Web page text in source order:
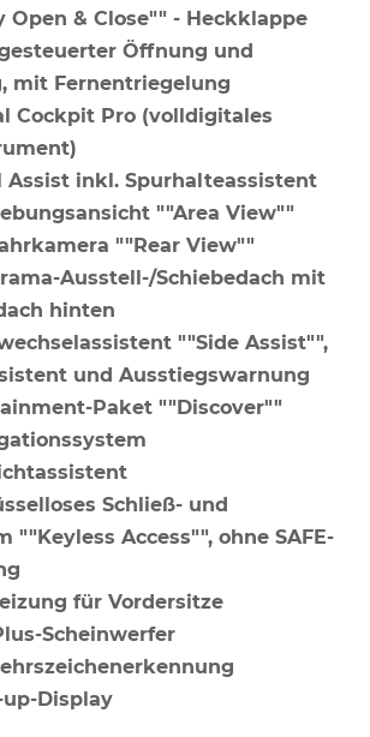
Open & Close"" - Heckklappe
Öffnung und
mit Fernentriegelung
Cockpit Pro (volldigitales
Assist inkl. Spurhalteassistent
""Area View""
""Rear View""
Ausstell-/Schiebedach mit
hinten
""Side Assist"",
und Ausstiegswarnung
Paket ""Discover""
Schließ- und
""Keyless Access"", ohne SAFE-
für Vordersitze
Scheinwerfer
up-Display